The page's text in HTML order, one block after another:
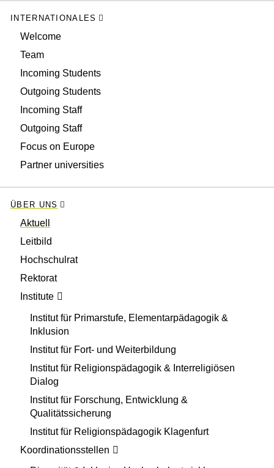
INTERNATIONALES
Welcome
Team
Incoming Students
Outgoing Students
Incoming Staff
Outgoing Staff
Focus on Europe
Partner universities
ÜBER UNS
Aktuell
Leitbild
Hochschulrat
Rektorat
Institute
Institut für Primarstufe, Elementarpädagogik &
Inklusion
Institut für Fort- und Weiterbildung
Institut für Religionspädagogik & Interreligiösen
Dialog
Institut für Forschung, Entwicklung &
Qualitätssicherung
Institut für Religionspädagogik Klagenfurt
Koordinationsstellen